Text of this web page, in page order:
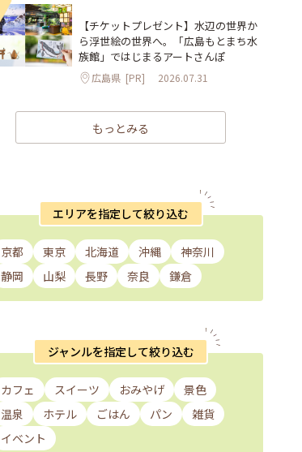
【チケットプレゼント】水辺の世界か
ら浮世絵の世界へ。「広島もとまち水
族館」ではじまるアートさんぽ
広島県 [PR] 2026.07.31
もっとみる
エリアを指定して絞り込む
京都 東京 北海道 沖縄
神奈川
静岡
山梨 長野 奈良 鎌倉
ジャンルを指定して絞り込む
カフェ スイーツ おみやげ
景色
温泉
ホテル ごはん パン
雑貨
イベント